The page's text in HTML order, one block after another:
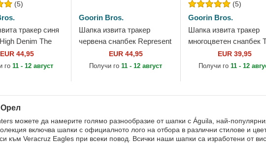
(5)
тракер синя
Denim The
Bros.
EUR 44,95
го11 - 12 август
Goorin Bros.
Шапка извита тракер
червена снапбек Represent
Microsuede Eagle The Farm
от Goorin Bros.
EUR 44,95
Получи го11 - 12 август
(5)
Goorin Bros.
Шапка извита тракер
многоцветен снапбек
Faithful Eagle Sport The
Farm от Goorin Bros.
EUR 39,95
Получи го 11 - 12
можете да намерите голямо разнообразие от шапки с Águila, най-
включва шапки с официалното лого на отбора в различни стилове и
си към Veracruz Eagles при всеки повод. Всички наши шапки са изработени от